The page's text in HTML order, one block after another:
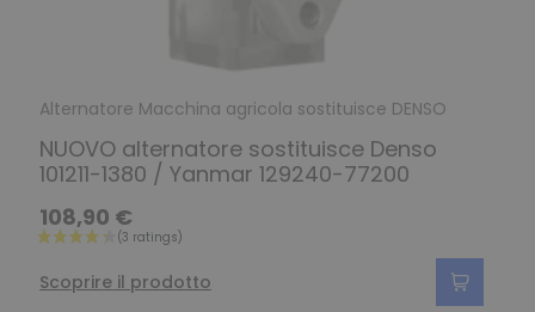
Alternatore Macchina agricola sostituisce DENSO
NUOVO alternatore sostituisce Denso
101211-1380 / Yanmar 129240-77200
108,90 €
Scoprire il prodotto